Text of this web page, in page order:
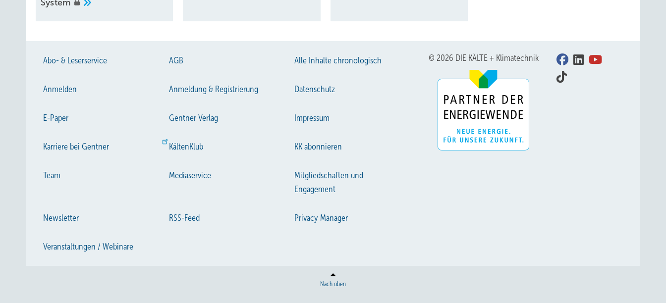
System
Abo- & Leserservice AGB Alle Inhalte chronologisch
Anmelden Anmeldung & Registrierung Datenschutz
E-Paper Gentner Verlag Impressum
Karriere bei Gentner KältenKlub KK abonnieren
Team Mediaservice
Mitgliedschaften und
Engagement
Newsletter RSS-Feed Privacy Manager
Veranstaltungen / Webinare
© 2026 DIE KÄLTE + Klimatechnik
Nach oben